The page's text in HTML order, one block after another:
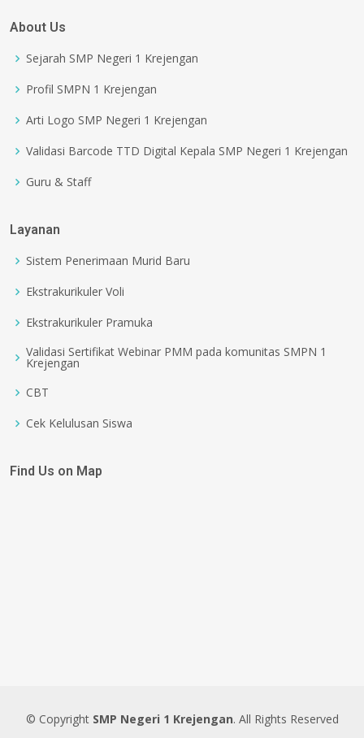
About Us
Sejarah SMP Negeri 1 Krejengan
Profil SMPN 1 Krejengan
Arti Logo SMP Negeri 1 Krejengan
Validasi Barcode TTD Digital Kepala SMP Negeri 1 Krejengan
Guru & Staff
Layanan
Sistem Penerimaan Murid Baru
Ekstrakurikuler Voli
Ekstrakurikuler Pramuka
Validasi Sertifikat Webinar PMM pada komunitas SMPN 1
Krejengan
CBT
Cek Kelulusan Siswa
Find Us on Map
© Copyright SMP Negeri 1 Krejengan. All Rights Reserved